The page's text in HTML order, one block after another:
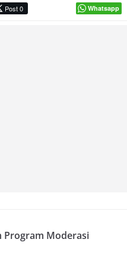
Post 0 Whatsapp
Program Moderasi